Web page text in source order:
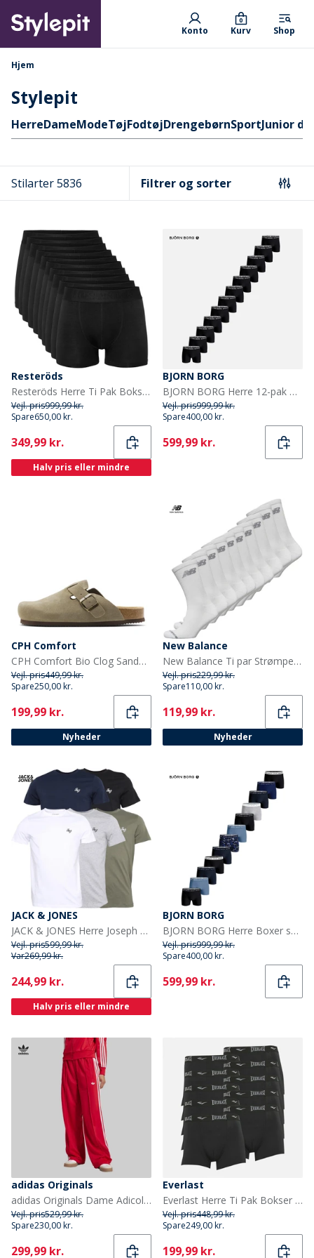
main
content
Primary departments
Konto Kurv
0
Shop
navigationssti
Hjem
Stylepit
Hurtige links
HerreDameModeTøjFodtøjDrengebørnSportJunior
Stilarter 5836 Filtrer og sorter
Resteröds
Resteröds Herre Ti Pak Boksershorts Sort
Vejl. pris999,99 kr.
Spare650,00 kr.
Current
349,99 kr.
Halv pris eller mindre
BJORN BORG
BJORN BORG Herre 12-pak Bomuld Stretch Boxers Multipack 1
Vejl. pris999,99 kr.
Spare400,00 kr.
Current
599,99 kr.
CPH Comfort
CPH Comfort Bio Clog Sandaler af ruskind Taupe
Vejl. pris449,99 kr.
Spare250,00 kr.
Current
199,99 kr.
Nyheder
New Balance
New Balance Ti par Strømper med Polstring Hvid Crew
Vejl. pris229,99 kr.
Spare110,00 kr.
Current
119,99 kr.
Nyheder
JACK & JONES
JACK & JONES Herre Joseph Fem Pakke T-shirts Marineblå / Hvid / Grå / Støvet Oliven / Sort
Vejl. pris599,99 kr.
Var269,99 kr.
Current
244,99 kr.
Halv pris eller mindre
BJORN BORG
BJORN BORG Herre Boxer shorts Flerfarvet
Vejl. pris999,99 kr.
Spare400,00 kr.
Current
599,99 kr.
adidas Originals
adidas Originals Dame Adicolor Classic Firebird Løstsiddende træningsbukser Better Scarlet/Hvid
Vejl. pris529,99 kr.
Spare230,00 kr.
Current
299,99 kr.
Everlast
Everlast Herre Ti Pak Bokser Sort
Vejl. pris448,99 kr.
Spare249,00 kr.
Current
199,99 kr.